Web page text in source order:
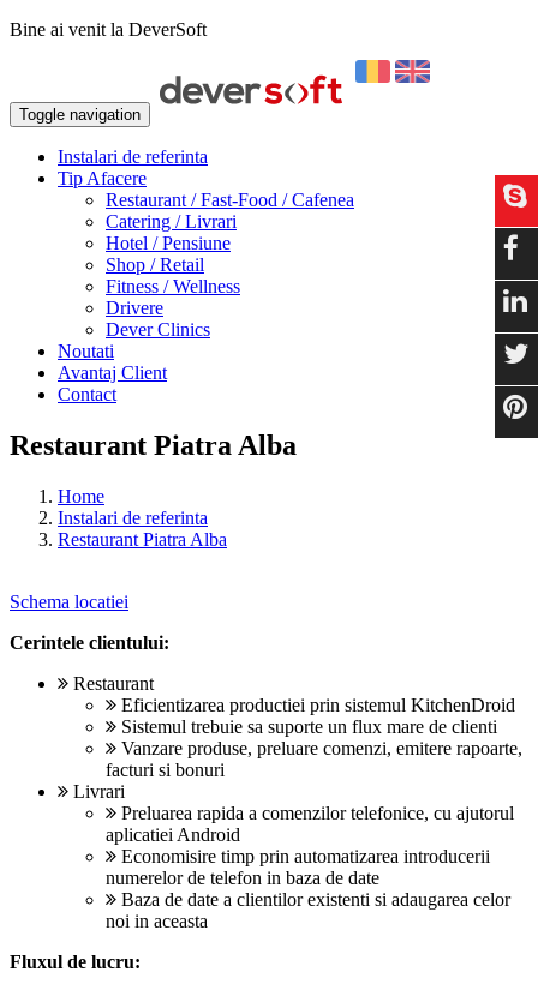
Bine ai venit la DeverSoft
Toggle navigation
Instalari de referinta
Tip Afacere
Restaurant / Fast-Food / Cafenea
Catering / Livrari
Hotel / Pensiune
Shop / Retail
Fitness / Wellness
Drivere
Dever Clinics
Noutati
Avantaj Client
Contact
Restaurant Piatra Alba
Home
Instalari de referinta
Restaurant Piatra Alba
Schema locatiei
Cerintele clientului:
Restaurant
Eficientizarea productiei prin sistemul KitchenDroid
Sistemul trebuie sa suporte un flux mare de clienti
Vanzare produse, preluare comenzi, emitere rapoarte,
facturi si bonuri
Livrari
Preluarea rapida a comenzilor telefonice, cu ajutorul
aplicatiei Android
Economisire timp prin automatizarea introducerii
numerelor de telefon in baza de date
Baza de date a clientilor existenti si adaugarea celor
noi in aceasta
Fluxul de lucru: